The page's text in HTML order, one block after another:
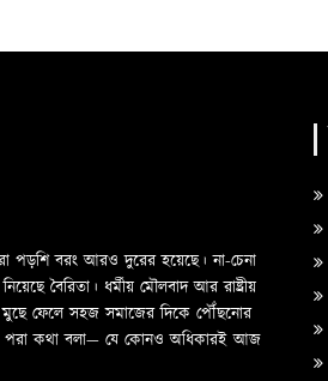
পড়শি বরং আরও দুরের হয়েছে। না-চেনা
বৈরিতা। ধর্মীয় মৌলবাদ আর রাষ্ট্রীয়
মুছে ফেলে সহজ সমাজের দিকে পৌঁছনোর
পরা কথা বলা—­­ যে কোনও অধিকারই আজ